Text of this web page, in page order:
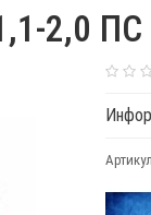
2,0 ПС